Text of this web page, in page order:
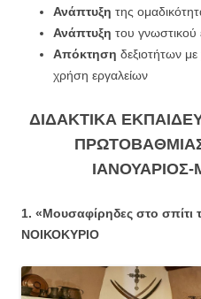
Ανάπτυξη της
Ανάπτυξη του γνωστικού
Απόκτηση δεξιοτήτων
χρήση εργαλείων
ΔΙΔΑΚΤΙΚΑ
ΙΑΝΟΥΑΡΙΟΣ-
1. «Μουσαφίρηδες στο σπίτι
ΝΟΙΚΟΚΥΡΙΟ